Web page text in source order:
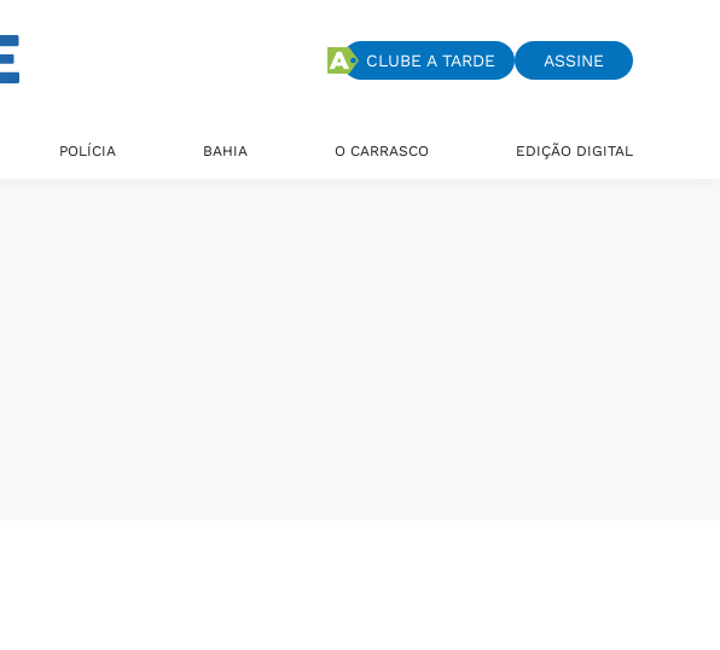
CLUBE A TARDE ASSINE
POLÍCIA BAHIA O CARRASCO EDIÇÃO DIGITAL